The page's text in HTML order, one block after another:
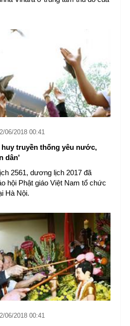
06/2018 00:41
truyền thống yêu nước,
dân'
2561, dương lịch 2017 đã
hội Phật giáo Việt Nam tổ chức
Hà Nội.
06/2018 00:41